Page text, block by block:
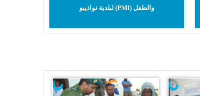
والطفل (PMI) لبلدية نواذيبو